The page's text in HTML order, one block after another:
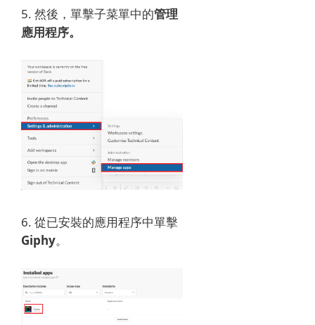
5. 然後，單擊子菜單中的管理
應用程序。
6. 從已安裝的應用程序中單擊
Giphy。